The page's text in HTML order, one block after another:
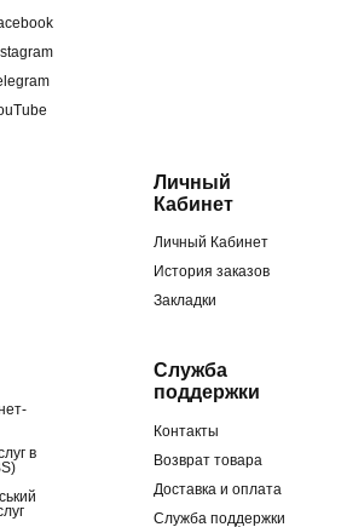
в
Личный
Кабинет
Личный Кабинет
История заказов
Закладки
Служба
поддержки
Контакты
Возврат товара
Доставка и оплата
Служба поддержки